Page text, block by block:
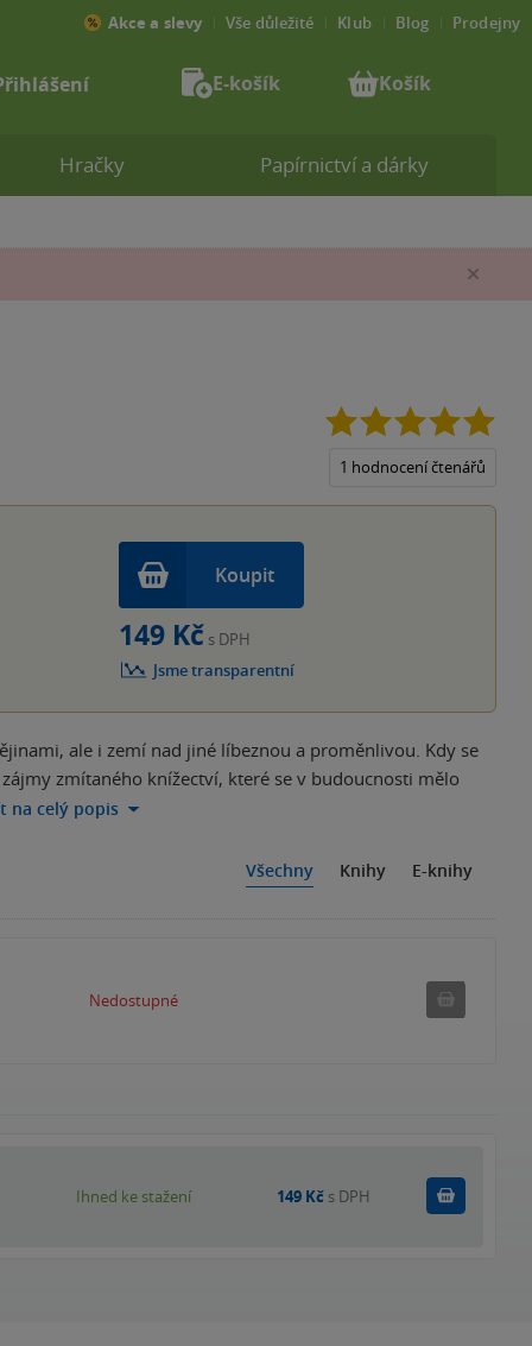
1 hodnocení čtenářů
Koupit
149 Kč s DPH
Jsme transparentní
ale i zemí nad jiné líbeznou a proměnlivou. Kdy se
zmítaného knížectví, které se v budoucnosti mělo
na celý popis
Všechny Knihy E-knihy
Nedostupné
Ihned ke stažení 149 Kč s DPH Koupit
Hračky Papírnictví a dárky
Akce a slevy Vše důležité Klub Blog Prodejny
E-košík Košík